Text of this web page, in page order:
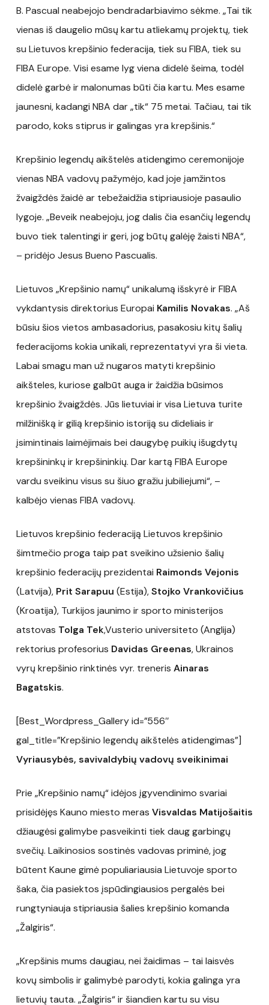
B. Pascual neabejojo bendradarbiavimo sėkme. „Tai tik
vienas iš daugelio mūsų kartu atliekamų projektų, tiek
su Lietuvos krepšinio federacija, tiek su FIBA, tiek su
FIBA Europe. Visi esame lyg viena didelė šeima, todėl
didelė garbė ir malonumas būti čia kartu. Mes esame
jaunesni, kadangi NBA dar „tik“ 75 metai. Tačiau, tai tik
parodo, koks stiprus ir galingas yra krepšinis.“
Krepšinio legendų aikštelės atidengimo ceremonijoje
vienas NBA vadovų pažymėjo, kad joje įamžintos
žvaigždės žaidė ar tebežaidžia stipriausioje pasaulio
lygoje. „Beveik neabejoju, jog dalis čia esančių legendų
buvo tiek talentingi ir geri, jog būtų galėję žaisti NBA“,
– pridėjo Jesus Bueno Pascualis.
Lietuvos „Krepšinio namų“ unikalumą išskyrė ir FIBA
vykdantysis direktorius Europai Kamilis Novakas. „Aš
būsiu šios vietos ambasadorius, pasakosiu kitų šalių
federacijoms kokia unikali, reprezentatyvi yra ši vieta.
Labai smagu man už nugaros matyti krepšinio
aikšteles, kuriose galbūt auga ir žaidžia būsimos
krepšinio žvaigždės. Jūs lietuviai ir visa Lietuva turite
milžinišką ir gilią krepšinio istoriją su dideliais ir
įsimintinais laimėjimais bei daugybę puikių išugdytų
krepšininkų ir krepšininkių. Dar kartą FIBA Europe
vardu sveikinu visus su šiuo gražiu jubiliejumi“, –
kalbėjo vienas FIBA vadovų.
Lietuvos krepšinio federaciją Lietuvos krepšinio
šimtmečio proga taip pat sveikino užsienio šalių
krepšinio federacijų prezidentai Raimonds Vejonis
(Latvija), Prit Sarapuu (Estija),Stojko Vrankovičius
(Kroatija), Turkijos jaunimo ir sporto ministerijos
atstovas Tolga Tek,Vusterio universiteto (Anglija)
rektorius profesorius Davidas Greenas, Ukrainos
vyrų krepšinio rinktinės vyr. treneris Ainaras
Bagatskis.
[Best_Wordpress_Gallery id=”556″
gal_title=”Krepšinio legendų aikštelės atidengimas”]
Vyriausybės, savivaldybių vadovų sveikinimai
Prie „Krepšinio namų“ idėjos įgyvendinimo svariai
prisidėjęs Kauno miesto meras Visvaldas Matijošaitis
džiaugėsi galimybe pasveikinti tiek daug garbingų
svečių. Laikinosios sostinės vadovas priminė, jog
būtent Kaune gimė populiariausia Lietuvoje sporto
šaka, čia pasiektos įspūdingiausios pergalės bei
rungtyniauja stipriausia šalies krepšinio komanda
„Žalgiris“.
„Krepšinis mums daugiau, nei žaidimas – tai laisvės
kovų simbolis ir galimybė parodyti, kokia galinga yra
lietuvių tauta. „Žalgiris“ ir šiandien kartu su visu